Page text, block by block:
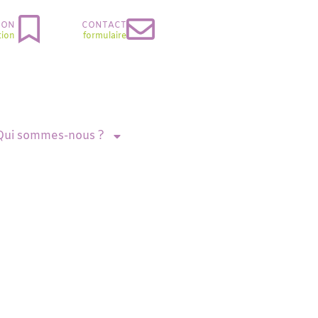
CONTACT
formulaire
sommes-nous ?